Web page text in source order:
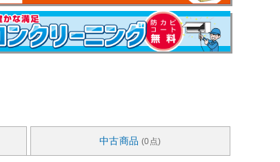
中古商品 (0点)